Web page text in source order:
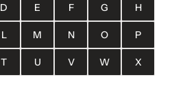
D E F G H
L M N O P
T U V W X